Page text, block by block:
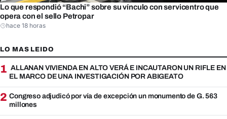
Lo que respondió “Bachi” sobre su vínculo con servicentro que
opera con el sello Petropar
hace 18 horas
LO MAS LEIDO
1 ALLANAN VIVIENDA EN ALTO VERÁ E INCAUTARON UN RIFLE EN
EL MARCO DE UNA INVESTIGACIÓN POR ABIGEATO
2 Congreso adjudicó por vía de excepción un monumento de G. 563
millones